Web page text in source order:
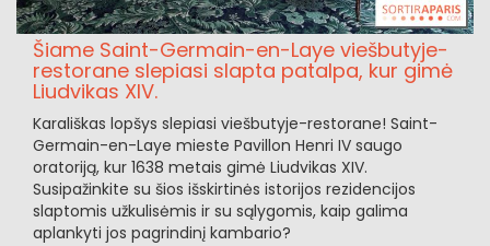
Šiame Saint-Germain-en-Laye viešbutyje-
restorane slepiasi slapta patalpa, kur gimė
Liudvikas XIV.
Karališkas lopšys slepiasi viešbutyje-restorane! Saint-
Germain-en-Laye mieste Pavillon Henri IV saugo
oratoriją, kur 1638 metais gimė Liudvikas XIV.
Susipažinkite su šios išskirtinės istorijos rezidencijos
slaptomis užkulisėmis ir su sąlygomis, kaip galima
aplankyti jos pagrindinį kambario?